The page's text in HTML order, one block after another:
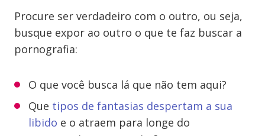
Procure ser verdadeiro com o outro, ou seja,
busque expor ao outro o que te faz buscar a
pornografia:
O que você busca lá que não tem aqui?
Que tipos de fantasias despertam a sua
libido e o atraem para longe do